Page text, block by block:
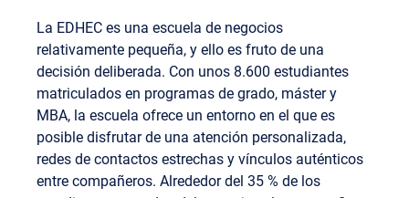
La EDHEC es una escuela de negocios
relativamente pequeña, y ello es fruto de una
decisión deliberada. Con unos 8.600 estudiantes
matriculados en programas de grado, máster y
MBA, la escuela ofrece un entorno en el que es
posible disfrutar de una atención personalizada,
redes de contactos estrechas y vínculos auténticos
entre compañeros. Alrededor del 35 % de los